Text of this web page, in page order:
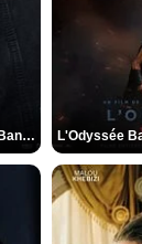
Spider-Man: Brand New Day Bande-annonce VO STFR